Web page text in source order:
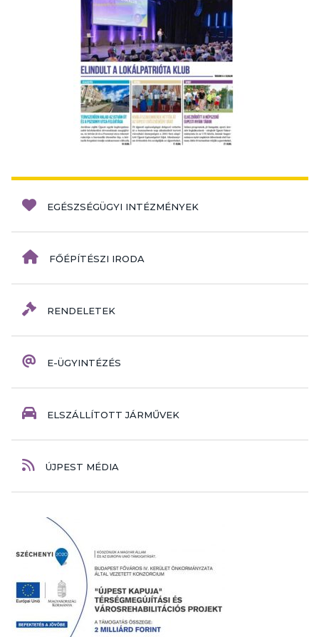
EGÉSZSÉGÜGYI INTÉZMÉNYEK
FŐÉPÍTÉSZI IRODA
RENDELETEK
E-ÜGYINTÉZÉS
ELSZÁLLÍTOTT JÁRMŰVEK
ÚJPEST MÉDIA